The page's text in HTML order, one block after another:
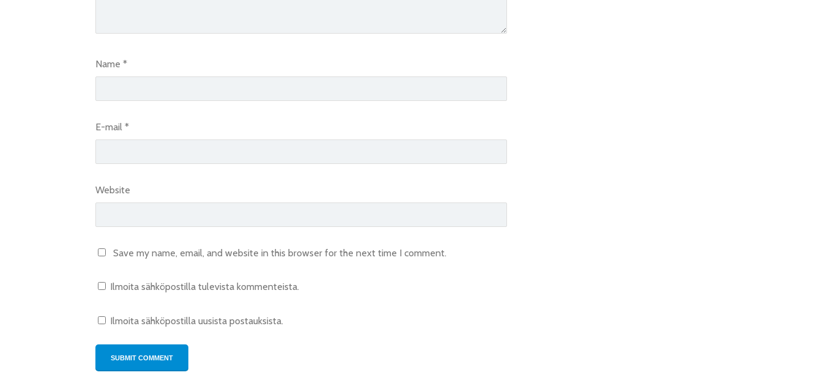
Name *
E-mail *
Website
Save my name, email, and website in this browser for the next time I comment.
Ilmoita sähköpostilla tulevista kommenteista.
Ilmoita sähköpostilla uusista postauksista.